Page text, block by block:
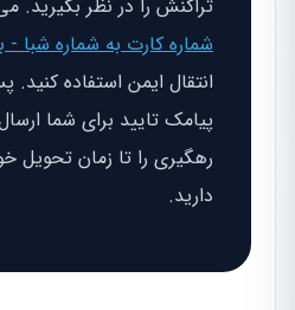
تراکنش را در نظر بگیرید.
شماره کارت به شماره شبا
انتقال ایمن استفاده کنید.
پیامک تایید برای شما
رهگیری را تا زمان تحویل
دارید.